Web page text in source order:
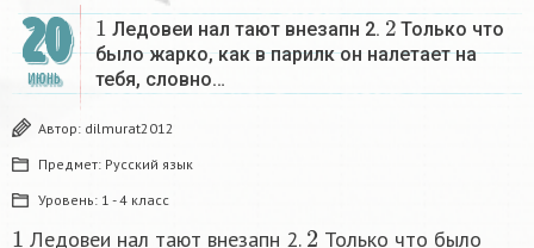
20
ИЮНЬ
1
Ледовеи нал тают внезапн 2.
2
Только что
было жарко, как в парилк он налетает на
тебя, словно…
Автор: dilmurat2012
Предмет: Русский язык
Уровень: 1 - 4 класс
1
Ледовеи нал тают внезапн 2.
2
Только что было